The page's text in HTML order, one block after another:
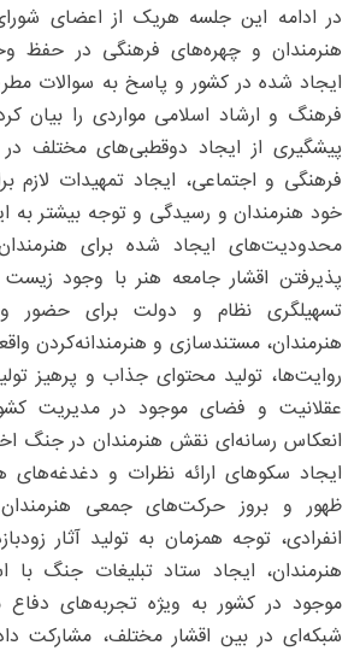
در ادامه این جلسه هریک از اعضای
هنرمندان و چهره‌های فرهنگی در حفظ
ایجاد شده در کشور و پاسخ به سوالات
فرهنگ و ارشاد اسلامی مواردی را بیان
پیشگیری از ایجاد دوقطبی‌های مختلف
فرهنگی و اجتماعی، ایجاد تمهیدات لازم
خود هنرمندان و رسیدگی و توجه بیشتر به
محدودیت‌های ایجاد شده برای
پذیرفتن اقشار جامعه هنر با وجود
تسهیلگری نظام و دولت برای حضور و
هنرمندان، مستندسازی و هنرمندانه‌کردن
روایت‌ها، تولید محتوای جذاب و پرهیز
عقلانیت و فضای موجود در مدیریت
انعکاس رسانه‌ای نقش هنرمندان در جنگ
ایجاد سکوهای ارائه نظرات و دغدغه‌های
ظهور و بروز حرکت‌های جمعی هنرمندان
انفرادی، توجه همزمان به تولید آثار
هنرمندان، ایجاد ستاد تبلیغات جنگ با
موجود در کشور به ویژه تجربه‌های
شبکه‌ای در بین اقشار مختلف، مشارکت